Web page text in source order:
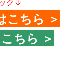
ク↓
こちら ＞
ちら ＞